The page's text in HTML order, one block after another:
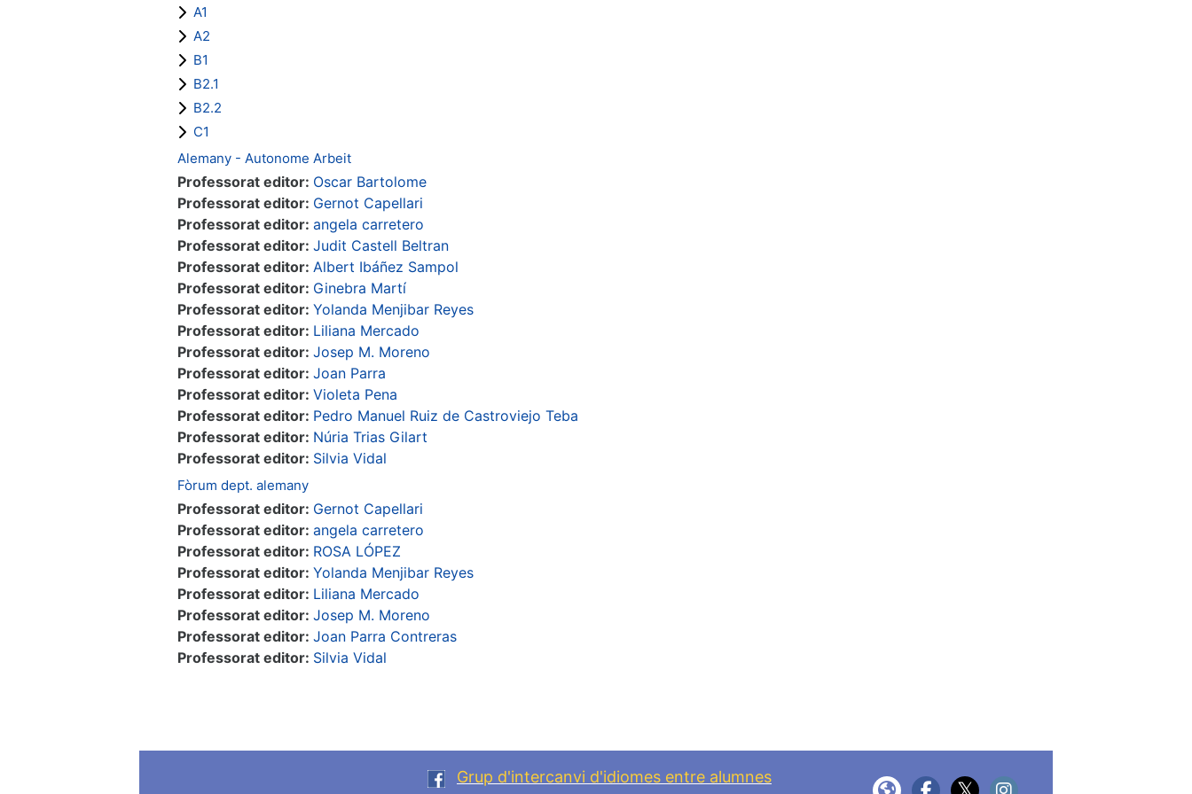
A1
A2
B1
B2.1
B2.2
C1
Alemany - Autonome Arbeit
Professorat editor: Oscar Bartolome
Professorat editor: Gernot Capellari
Professorat editor: angela carretero
Professorat editor: Judit Castell Beltran
Professorat editor: Albert Ibáñez Sampol
Professorat editor: Ginebra Martí
Professorat editor: Yolanda Menjibar Reyes
Professorat editor: Liliana Mercado
Professorat editor: Josep M. Moreno
Professorat editor: Joan Parra
Professorat editor: Violeta Pena
Professorat editor: Pedro Manuel Ruiz de Castroviejo Teba
Professorat editor: Núria Trias Gilart
Professorat editor: Silvia Vidal
Fòrum dept. alemany
Professorat editor: Gernot Capellari
Professorat editor: angela carretero
Professorat editor: ROSA LÓPEZ
Professorat editor: Yolanda Menjibar Reyes
Professorat editor: Liliana Mercado
Professorat editor: Josep M. Moreno
Professorat editor: Joan Parra Contreras
Professorat editor: Silvia Vidal
Grup d'intercanvi d'idiomes entre alumnes